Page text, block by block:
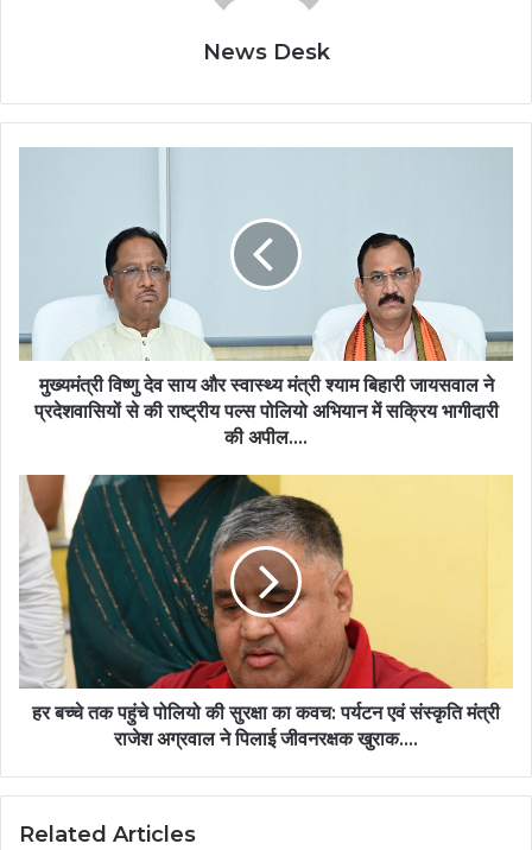
News Desk
मंत्री
श्याम
बिहारी
जायसवाल
की
राष्ट्रीय
पोलियो
अभियान
में
सक्रिय
भागीदारी
की
अपील….
मुख्यमंत्री विष्णु देव साय और स्वास्थ्य मंत्री श्याम बिहारी जायसवाल ने
प्रदेशवासियों से की राष्ट्रीय पल्स पोलियो अभियान में सक्रिय भागीदारी
की अपील….
हर
बच्चे
पहुंचे
पोलियो
की
सुरक्षा
का
कवच:
पर्यटन
अग्रवाल
हर बच्चे तक पहुंचे पोलियो की सुरक्षा का कवच: पर्यटन एवं संस्कृति मंत्री
राजेश अग्रवाल ने पिलाई जीवनरक्षक खुराक….
Related Articles